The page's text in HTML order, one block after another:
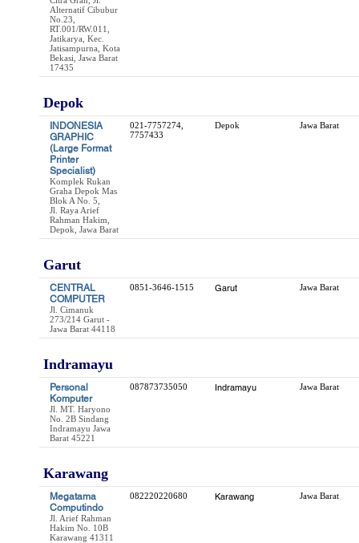
Alternatif Cibubur
No.23,
RT.001/RW.011,
Jatikarya, Kec.
Jatisampurna, Kota
Bekasi, Jawa Barat
17435
Depok
INDONESIA
GRAPHIC
(Large Format
Printer
Specialist)
Komplek Rukan
Graha Depok Mas
Blok A No. 5,
Jl. Raya Arief
Rahman Hakim,
Depok, Jawa Barat
021-7757274,
7757433
Depok Jawa Barat
Garut
CENTRAL
COMPUTER
Jl. Cimanuk
273/214 Garut -
Jawa Barat 44118
0851-3646-1515 Garut Jawa Barat
Indramayu
Personal
Komputer
Jl. MT. Haryono
No. 2B Sindang
Indramayu Jawa
Barat 45221
087873735050 Indramayu Jawa Barat
Karawang
Megatama
Computindo
Jl. Arief Rahman
Hakim No. 10B
Karawang 41311
082220220680 Karawang Jawa Barat